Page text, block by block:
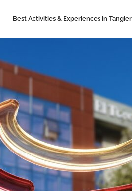
Best Activities & Experiences in Tangier